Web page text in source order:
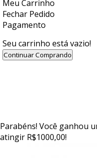
Meu Carrinho
Fechar Pedido
Pagamento
Seu carrinho está vazio!
Continuar Comprando
Parabéns! Você ganhou
atingir R$1000,00!